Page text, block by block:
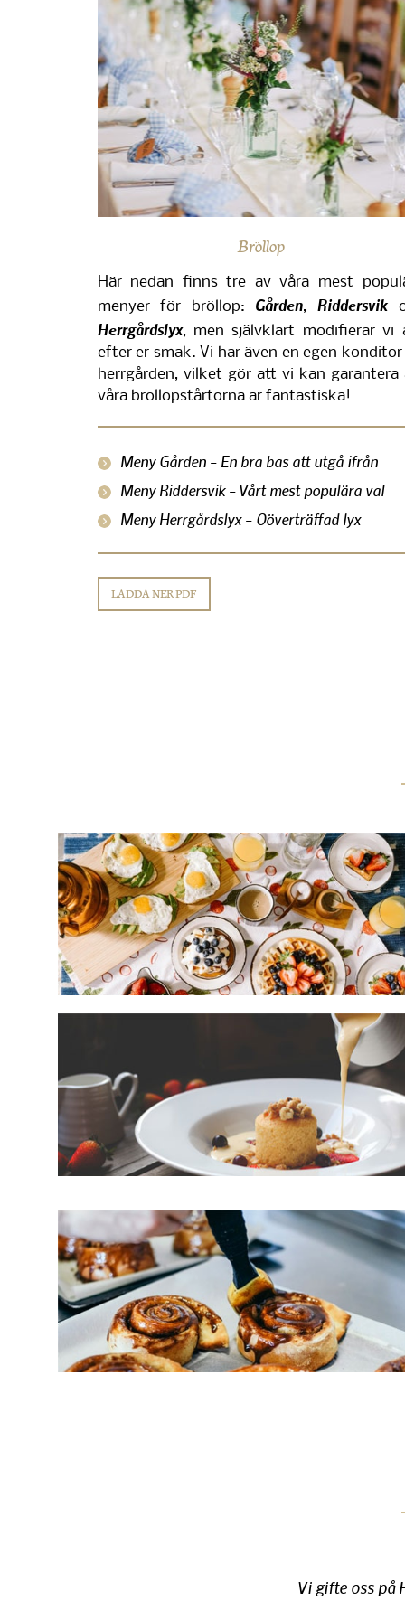
Bröllop
Här nedan finns tre av våra mest
menyer för bröllop: Gården, Riddersvik
Herrgårdslyx, men självklart modifierar vi
efter er smak. Vi har även en egen konditor
herrgården, vilket gör att vi kan garantera
våra bröllopstårtorna är fantastiska!
Meny Gården – En bra bas att utgå ifrån
Meny Riddersvik – Vårt mest populära val
Meny Herrgårdslyx – Oöverträffad lyx
LADDA NER PDF
Vi gifte oss på